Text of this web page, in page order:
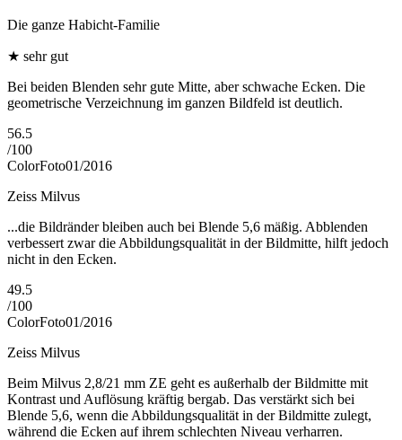
Die ganze Habicht-Familie
★ sehr gut
Bei beiden Blenden sehr gute Mitte, aber schwache Ecken. Die
geometrische Verzeichnung im ganzen Bildfeld ist deutlich.
56.5
/100
ColorFoto01/2016
Zeiss Milvus
...die Bildränder bleiben auch bei Blende 5,6 mäßig. Abblenden
verbessert zwar die Abbildungsqualität in der Bildmitte, hilft jedoch
nicht in den Ecken.
49.5
/100
ColorFoto01/2016
Zeiss Milvus
Beim Milvus 2,8/21 mm ZE geht es außerhalb der Bildmitte mit
Kontrast und Auflösung kräftig bergab. Das verstärkt sich bei
Blende 5,6, wenn die Abbildungsqualität in der Bildmitte zulegt,
während die Ecken auf ihrem schlechten Niveau verharren.